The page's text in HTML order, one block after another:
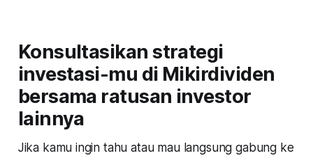
Konsultasikan strategi
investasi-mu di Mikirdividen
bersama ratusan investor
lainnya
Jika kamu ingin tahu atau mau langsung gabung ke